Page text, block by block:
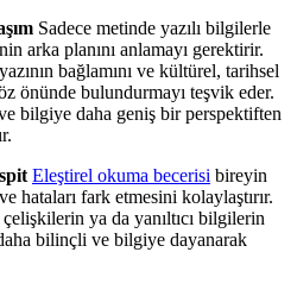
Sadece metinde yazılı bilgilerle
arka planını anlamayı gerektirir.
bağlamını ve kültürel, tarihsel
önünde bulundurmayı teşvik eder.
bilgiye daha geniş bir perspektiften
Eleştirel okuma becerisi bireyin
hataları fark etmesini kolaylaştırır.
ya da yanıltıcı bilgilerin
bilinçli ve bilgiye dayanarak